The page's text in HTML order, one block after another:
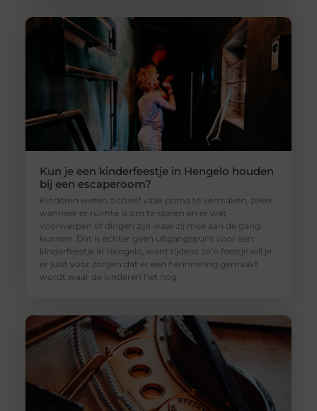
Kun je een kinderfeestje in Hengelo houden
bij een escaperoom?
Kinderen weten zichzelf vaak prima te vermaken, zeker
wanneer er ruimte is om te spelen en er wat
voorwerpen of dingen zijn waar zij mee aan de gang
kunnen. Dat is echter geen uitgangspunt voor een
kinderfeestje in Hengelo, want tijdens zo’n feestje wil je
er juist voor zorgen dat er een herinnering gemaakt
wordt waar de kinderen het nog